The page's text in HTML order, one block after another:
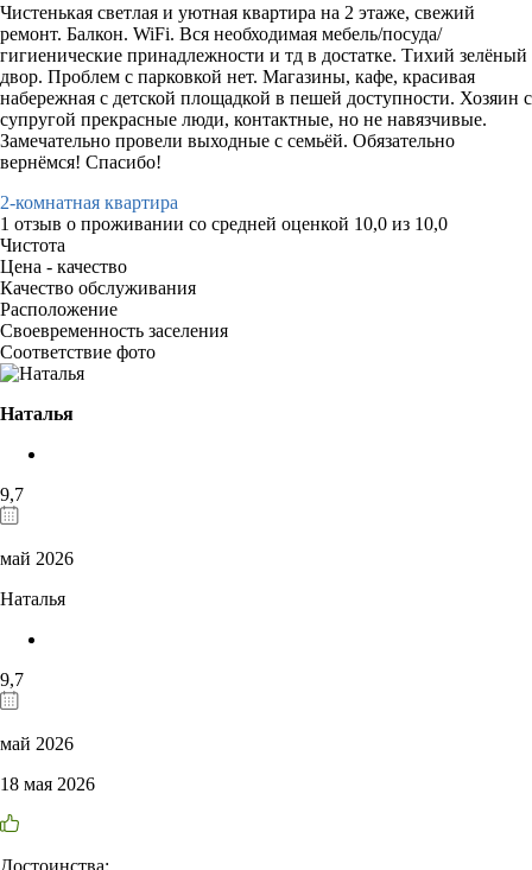
Чистенькая светлая и уютная квартира на 2 этаже, свежий
ремонт. Балкон. WiFi. Вся необходимая мебель/посуда/
гигиенические принадлежности и тд в достатке. Тихий зелёный
двор. Проблем с парковкой нет. Магазины, кафе, красивая
набережная с детской площадкой в пешей доступности. Хозяин с
супругой прекрасные люди, контактные, но не навязчивые.
Замечательно провели выходные с семьёй. Обязательно
вернёмся! Спасибо!
2-комнатная квартира
1 отзыв о проживании со средней оценкой 10,0 из 10,0
Чистота
Цена - качество
Качество обслуживания
Расположение
Своевременность заселения
Соответствие фото
Наталья
9,7
май 2026
Наталья
9,7
май 2026
18 мая 2026
Достоинства: